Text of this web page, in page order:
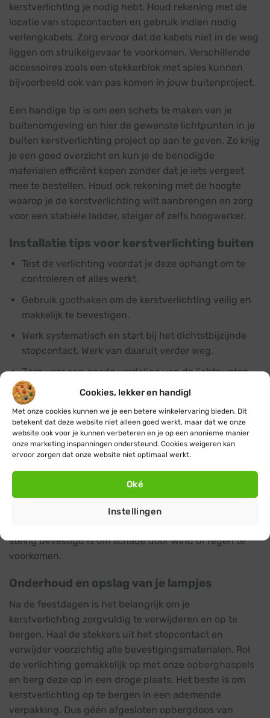
Cookies, lekker en handig!
Met onze cookies kunnen we je een betere winkelervaring bieden. Dit
betekent dat deze website niet alleen goed werkt, maar dat we onze
website ook voor je kunnen verbeteren en je op een anonieme manier
onze marketing inspanningen ondersteund. Cookies weigeren kan
ervoor zorgen dat onze website niet optimaal werkt.
Oké
Instellingen
kerstverlichting je nodig hebt. Houd rekening met de
locatie van stopcontacten en gebruik indien nodig
verlengkabels. Zorg ervoor dat de kabels niet in de weg
liggen om struikelgevaar te voorkomen. Verschillende
accessoires zoals een stekkerblok met spies kunnen
bijvoorbeeld ook van pas komen in jouw buitenproject.
Een handige tip is om een schets te maken van je
buitenomgeving en hier de gewenste lichtpunten in je
buiten kerstverlichting project op aan te geven. Zo krijg
je een goed overzicht en kun je de benodigde
materialen efficiënt kopen zonder dat je iets vergeet
mee te bestellen. Houd ook rekening met de hoogte
waarop je de kerstverlichting wilt aanbrengen en zorg
voor een stabiele ladder, steiger of zelfs hoogwerker.
Installatie tips voor kerstverlichting buiten
Test de verlichting voordat je deze ophangt om te
controleren of alles werkt.
Gebruik goothaken om de kerstverlichting veilig en
makkelijk te bevestigen.
Werk systematisch en start bij het dichtstbijzijnde
stopcontact. Werk van daaruit verder weg.
Zorg voor een goede verdeling van de lichtpunten
voor een mooi en evenwichtig effect.
Bescherm stopcontacten en stekkers tegen vocht
met speciale afdekkingen zoals een stekkerdoos voor
buiten.
installeren van kerstverlichting buiten. Gebruik daarom
voor buiten ook alleen maar minimaal IP44
kerstverlichting en accessoires zoals bijvoorbeeld een
stevig bevestigd is om schade door wind of regen te
voorkomen.
Onderhoud en opslag van je lampjes
Na de feestdagen is het belangrijk om je
kerstverlichting zorgvuldig te verwijderen en op te
bergen. Haal de stekkers uit het stopcontact en
verwijder voorzichtig alle bevestigingsmaterialen. Rol
de verlichting gemakkelijk op met onze opberghaspels
en berg deze op in een droge plaats. Het beste is om
kerstverlichting op te bergen in een ademende
verpakking. Dus géén afgesloten opbergdoos van